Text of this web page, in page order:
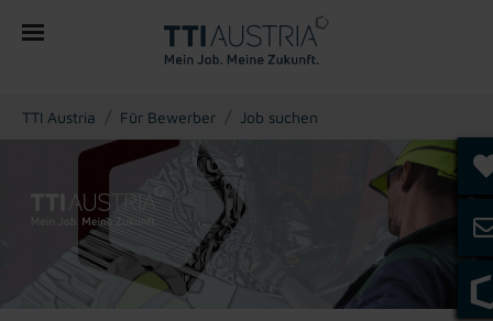
You are here:
TTI Austria Für Bewerber Job suchen